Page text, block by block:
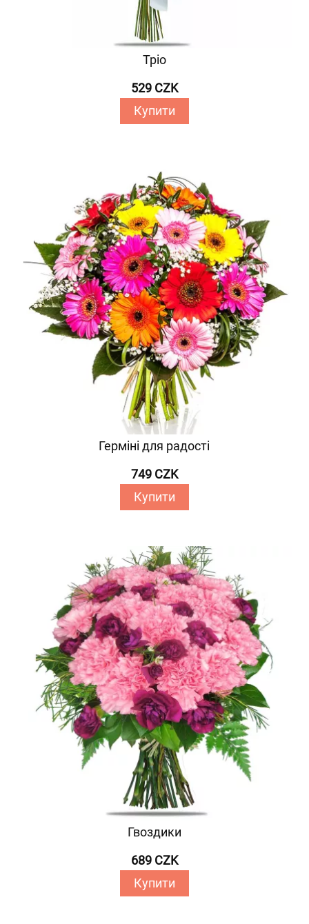
Тріо
529 CZK
Купити
Герміні для радості
749 CZK
Купити
Гвоздики
689 CZK
Купити